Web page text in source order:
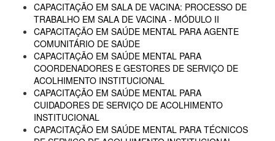
CAPACITAÇÃO EM SALA DE VACINA: PROCESSO DE
TRABALHO EM SALA DE VACINA - MÓDULO II
CAPACITAÇÃO EM SAÚDE MENTAL PARA AGENTE
COMUNITÁRIO DE SAÚDE
CAPACITAÇÃO EM SAÚDE MENTAL PARA
COORDENADORES E GESTORES DE SERVIÇO DE
ACOLHIMENTO INSTITUCIONAL
CAPACITAÇÃO EM SAÚDE MENTAL PARA
CUIDADORES DE SERVIÇO DE ACOLHIMENTO
INSTITUCIONAL
CAPACITAÇÃO EM SAÚDE MENTAL PARA TÉCNICOS